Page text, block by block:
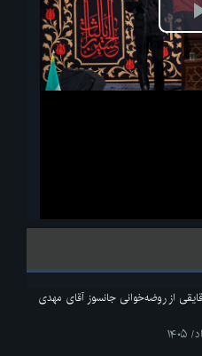
حسین(ع) در مراسم عزاداری هیئات
از روضه‌خوانی جانسوز آقای مهدی